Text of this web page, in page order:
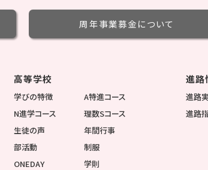
周年事業募金について
高等学校
学びの特徴
A特進コース
N進学コース
理数Sコース
生徒の声
年間行事
部活動
制服
ONEDAY
学則
進路
進路
進路